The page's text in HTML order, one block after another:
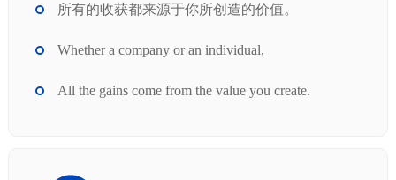
所有的收获都来源于你所创造的价值。
Whether a company or an individual,
All the gains come from the value you create.